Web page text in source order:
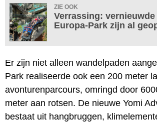
ZIE OOK
Verrassing:
Europa-Park zijn al
Er zijn niet alleen wandelpaden
Park realiseerde ook een 200 meter
avonturenparcours, omringd door
meter aan rotsen. De nieuwe Yomi
bestaat uit hangbruggen,